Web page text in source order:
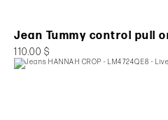
Jean Tummy control pull
110.00 $